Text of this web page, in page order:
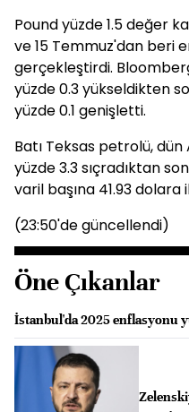
Pound yüzde 1.5 değer
ve 15 Temmuz'dan beri
gerçekleştirdi.
yüzde 0.3 yükseldikten
yüzde 0.1 genişletti.
Batı Teksas petrolü,
yüzde 3.3 sıçradıktan
varil başına 41.93 dolara
(23:50'de güncellendi)
Öne Çıkanlar
İstanbul'da 2025 enflasyonu